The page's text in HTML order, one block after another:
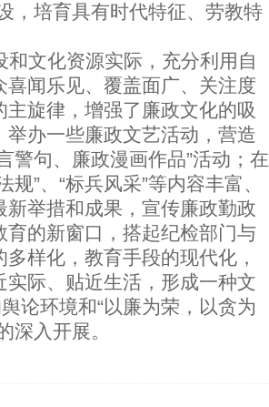
，培育具有时代特征、劳教特
文化资源实际，充分利用自
闻乐见、覆盖面广、关注度
旋律，增强了廉政文化的吸
办一些廉政文艺活动，营造
警句、廉政漫画作品”活动；在
”、“标兵风采”等内容丰富、
举措和成果，宣传廉政勤政
的新窗口，搭起纪检部门与
样化，教育手段的现代化，
际、贴近生活，形成一种文
论环境和“以廉为荣，以贪为
深入开展。